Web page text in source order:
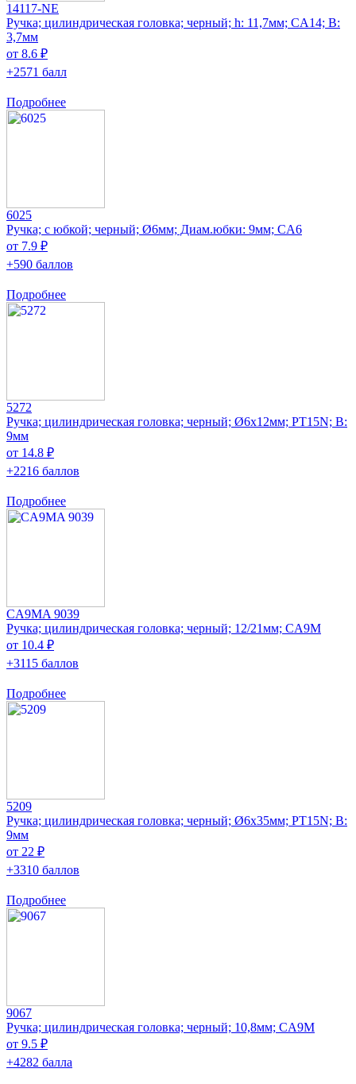
14117-NE
Ручка; цилиндрическая головка; черный; h: 11,7мм; CA14; В:
3,7мм
от 8.6 ₽
+2571 балл
Подробнее
6025
Ручка; с юбкой; черный; Ø6мм; Диам.юбки: 9мм; CA6
от 7.9 ₽
+590 баллов
Подробнее
5272
Ручка; цилиндрическая головка; черный; Ø6x12мм; PT15N; В:
9мм
от 14.8 ₽
+2216 баллов
Подробнее
CA9MA 9039
Ручка; цилиндрическая головка; черный; 12/21мм; CA9M
от 10.4 ₽
+3115 баллов
Подробнее
5209
Ручка; цилиндрическая головка; черный; Ø6x35мм; PT15N; В:
9мм
от 22 ₽
+3310 баллов
Подробнее
9067
Ручка; цилиндрическая головка; черный; 10,8мм; CA9M
от 9.5 ₽
+4282 балла